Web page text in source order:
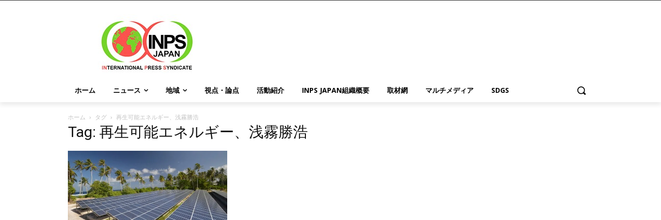
ホーム ニュース 地域 視点・論点 活動紹介 INPS JAPAN組織概要 取材網 マルチメディア SDGS
ホーム タグ 再生可能エネルギー、浅霧勝浩
Tag: 再生可能エネルギー、浅霧勝浩